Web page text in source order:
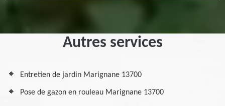
Autres services
Entretien de jardin Marignane 13700
Pose de gazon en rouleau Marignane 13700